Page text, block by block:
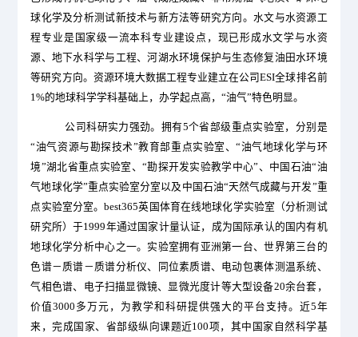
球化学及分析测试新技术与新方法等研究方向。水文与水资源工
程专业是国家级一流本科专业建设点，现已形成水文学与水资
源、地下水科学与工程、河湖水环境保护与生态修复油田水环境
等研究方向。资源环境大数据工程专业建立在公司ESI全球排名前
1%的地球科学学科基础上，办学起点高，“油气”特色明显。
公司科研实力强劲。拥有5个省部级重点实验室，分别是
“油气资源与勘探技术”教育部重点实验室、“油气地球化学与环
境”湖北省重点实验室、“勘探开发实验教学中心”、中国石油“油
气地球化学”重点实验室分室以及中国石油“天然气成藏与开发”重
点实验室分室。best365英国体育在线地球化学实验室（分析测试
研究所）于1999年通过国家计量认证，成为国际承认的国内有机
地球化学分析中心之一。实验室拥有亚洲第一台、世界第三台的
色谱－质谱－质谱分析仪、同位素质谱、电动包裹体测温系统、
气相色谱、电子扫描显微镜、显微光度计等大型设备20余台套，
价值3000多万元，为教学和科研提供强大的平台支持。近5年
来，完成国家、省部级纵向课题近100项，其中国家自然科学基